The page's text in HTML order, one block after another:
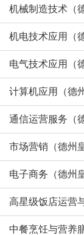
机械制造技术（
机电技术应用（
电气技术应用（
计算机应用（德
通信运营服务（
市场营销（德州
电子商务（德州
高星级饭店运营
校）
中餐烹饪与营养